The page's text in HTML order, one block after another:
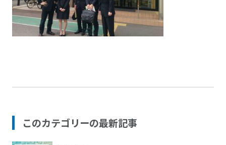
このカテゴリーの最新記事